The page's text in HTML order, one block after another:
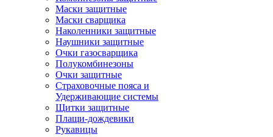
Маски защитные
Маски сварщика
Наколенники защитные
Наушники защитные
Очки газосварщика
Полукомбинезоны
Очки защитные
Страховочные пояса и
Удерживающие системы
Щитки защитные
Плащи-дождевики
Рукавицы